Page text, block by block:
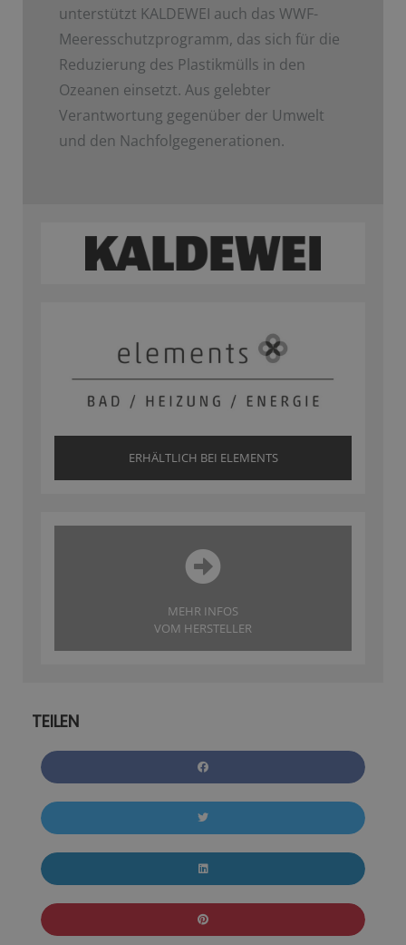
unterstützt KALDEWEI auch das WWF-
Meeresschutzprogramm, das sich für die
Reduzierung des Plastikmülls in den
Ozeanen einsetzt. Aus gelebter
Verantwortung gegenüber der Umwelt
und den Nachfolgegenerationen.
ERHÄLTLICH BEI ELEMENTS
MEHR INFOS
VOM HERSTELLER
TEILEN